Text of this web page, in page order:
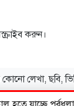
১৩
করুন।
লেখা, ছবি,